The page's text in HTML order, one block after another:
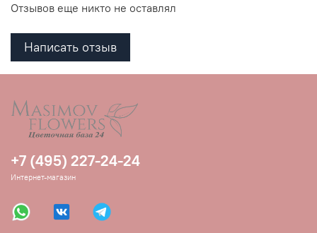
Отзывов еще никто не оставлял
Написать отзыв
+7 (495) 227-24-24
Интернет-магазин